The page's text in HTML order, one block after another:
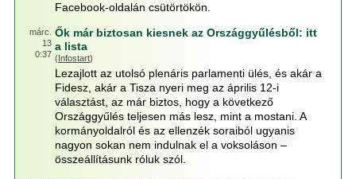
Facebook-oldalán csütörtökön.
márc.
13
0:37
Ők már biztosan kiesnek az Országgyűlésből: itt
a lista
(Infostart)
Lezajlott az utolsó plenáris parlamenti ülés, és akár a
Fidesz, akár a Tisza nyeri meg az április 12-i
választást, az már biztos, hogy a következő
Országgyűlés teljesen más lesz, mint a mostani. A
kormányoldalról és az ellenzék soraiból ugyanis
nagyon sokan nem indulnak el a voksoláson –
összeállításunk róluk szól.